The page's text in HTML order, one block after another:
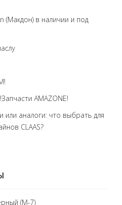
(Макдон) в наличии и под
AMAZONE!
или аналоги: что выбрать для
CLAAS?
(М-7)